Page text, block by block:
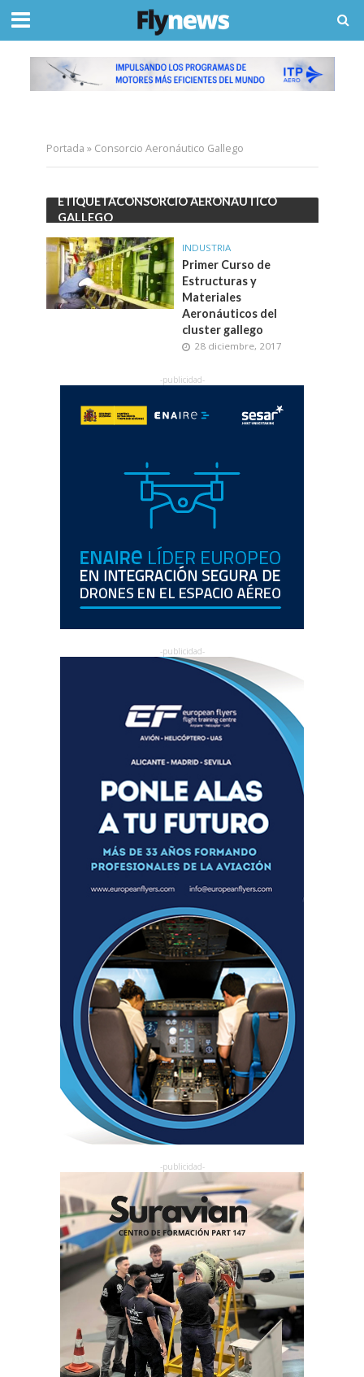
Portada » Consorcio Aeronáutico Gallego
ETIQUETACONSORCIO AERONÁUTICO
GALLEGO
INDUSTRIA
Primer Curso de
Estructuras y
Materiales
Aeronáuticos del
cluster gallego
28 diciembre, 2017